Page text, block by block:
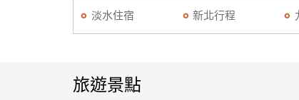
淡水住宿 新北行程
旅遊景點